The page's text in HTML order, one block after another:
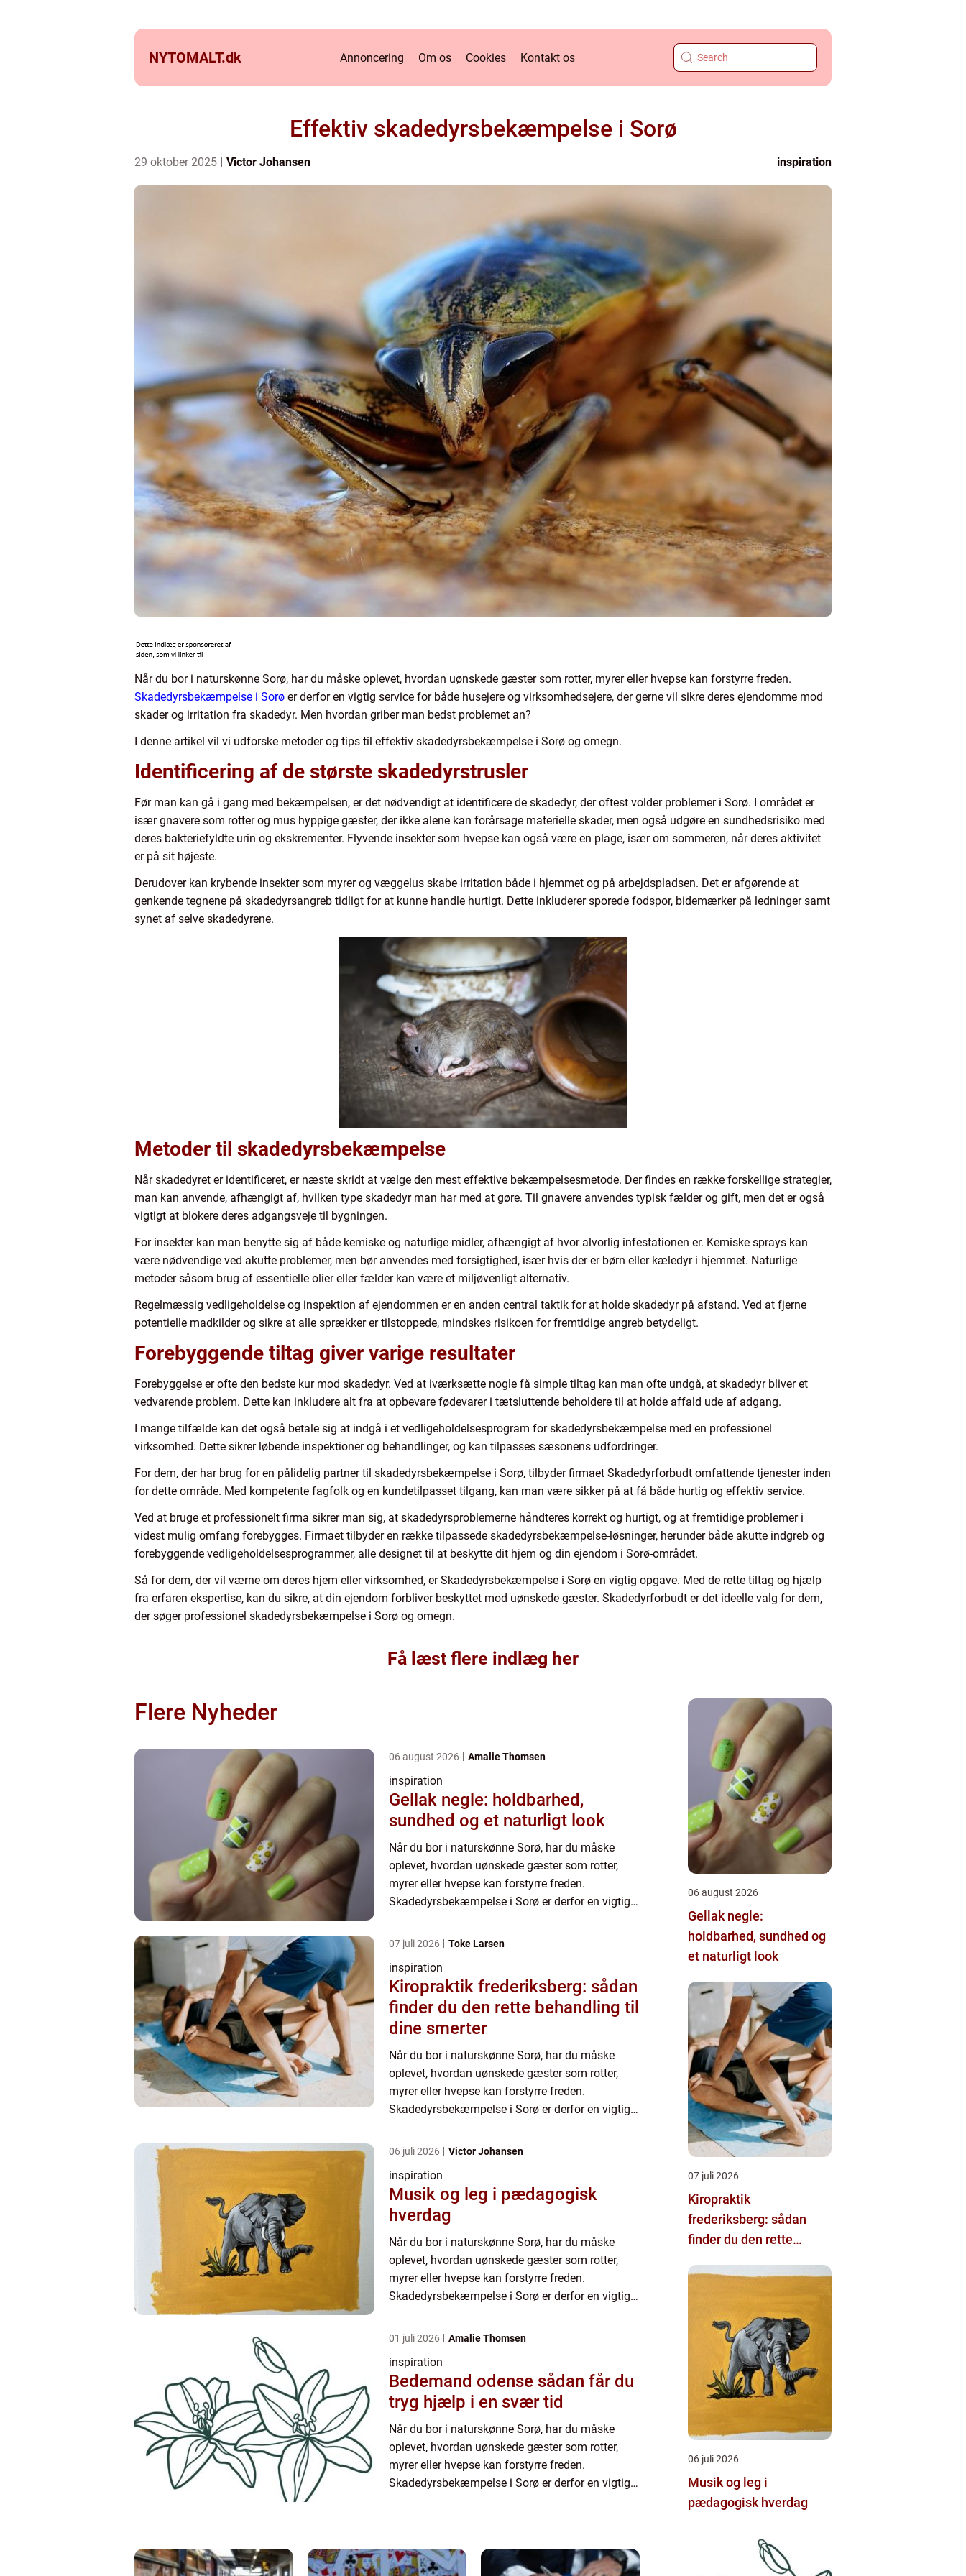
NYTOMALT.dk Annoncering Om os Cookies Kontakt os
Effektiv skadedyrsbekæmpelse i Sorø
29 oktober 2025 Victor Johansen inspiration
Når du bor i naturskønne Sorø, har du måske oplevet, hvordan uønskede gæster som rotter, myrer eller hvepse kan forstyrre freden.
Skadedyrsbekæmpelse i Sorø er derfor en vigtig service for både husejere og virksomhedsejere, der gerne vil sikre deres ejendomme mod
skader og irritation fra skadedyr. Men hvordan griber man bedst problemet an?
I denne artikel vil vi udforske metoder og tips til effektiv skadedyrsbekæmpelse i Sorø og omegn.
Identificering af de største skadedyrstrusler
Før man kan gå i gang med bekæmpelsen, er det nødvendigt at identificere de skadedyr, der oftest volder problemer i Sorø. I området er
især gnavere som rotter og mus hyppige gæster, der ikke alene kan forårsage materielle skader, men også udgøre en sundhedsrisiko med
deres bakteriefyldte urin og ekskrementer. Flyvende insekter som hvepse kan også være en plage, især om sommeren, når deres aktivitet
er på sit højeste.
Derudover kan krybende insekter som myrer og væggelus skabe irritation både i hjemmet og på arbejdspladsen. Det er afgørende at
genkende tegnene på skadedyrsangreb tidligt for at kunne handle hurtigt. Dette inkluderer sporede fodspor, bidemærker på ledninger samt
synet af selve skadedyrene.
Metoder til skadedyrsbekæmpelse
Når skadedyret er identificeret, er næste skridt at vælge den mest effektive bekæmpelsesmetode. Der findes en række forskellige strategier,
man kan anvende, afhængigt af, hvilken type skadedyr man har med at gøre. Til gnavere anvendes typisk fælder og gift, men det er også
vigtigt at blokere deres adgangsveje til bygningen.
For insekter kan man benytte sig af både kemiske og naturlige midler, afhængigt af hvor alvorlig infestationen er. Kemiske sprays kan
være nødvendige ved akutte problemer, men bør anvendes med forsigtighed, især hvis der er børn eller kæledyr i hjemmet. Naturlige
metoder såsom brug af essentielle olier eller fælder kan være et miljøvenligt alternativ.
Regelmæssig vedligeholdelse og inspektion af ejendommen er en anden central taktik for at holde skadedyr på afstand. Ved at fjerne
potentielle madkilder og sikre at alle sprækker er tilstoppede, mindskes risikoen for fremtidige angreb betydeligt.
Forebyggende tiltag giver varige resultater
Forebyggelse er ofte den bedste kur mod skadedyr. Ved at iværksætte nogle få simple tiltag kan man ofte undgå, at skadedyr bliver et
vedvarende problem. Dette kan inkludere alt fra at opbevare fødevarer i tætsluttende beholdere til at holde affald ude af adgang.
I mange tilfælde kan det også betale sig at indgå i et vedligeholdelsesprogram for skadedyrsbekæmpelse med en professionel
virksomhed. Dette sikrer løbende inspektioner og behandlinger, og kan tilpasses sæsonens udfordringer.
For dem, der har brug for en pålidelig partner til skadedyrsbekæmpelse i Sorø, tilbyder firmaet Skadedyrforbudt omfattende tjenester inden
for dette område. Med kompetente fagfolk og en kundetilpasset tilgang, kan man være sikker på at få både hurtig og effektiv service.
Ved at bruge et professionelt firma sikrer man sig, at skadedyrsproblemerne håndteres korrekt og hurtigt, og at fremtidige problemer i
videst mulig omfang forebygges. Firmaet tilbyder en række tilpassede skadedyrsbekæmpelse-løsninger, herunder både akutte indgreb og
forebyggende vedligeholdelsesprogrammer, alle designet til at beskytte dit hjem og din ejendom i Sorø-området.
Så for dem, der vil værne om deres hjem eller virksomhed, er Skadedyrsbekæmpelse i Sorø en vigtig opgave. Med de rette tiltag og hjælp
fra erfaren ekspertise, kan du sikre, at din ejendom forbliver beskyttet mod uønskede gæster. Skadedyrforbudt er det ideelle valg for dem,
der søger professionel skadedyrsbekæmpelse i Sorø og omegn.
Få læst flere indlæg her
Flere Nyheder
06 august 2026 Amalie Thomsen
inspiration
Gellak negle: holdbarhed,
sundhed og et naturligt look
Når du bor i naturskønne Sorø, har du måske
oplevet, hvordan uønskede gæster som rotter,
myrer eller hvepse kan forstyrre freden.
Skadedyrsbekæmpelse i Sorø er derfor en vigtig
07 juli 2026 Toke Larsen
inspiration
Kiropraktik frederiksberg: sådan
finder du den rette behandling til
dine smerter
Når du bor i naturskønne Sorø, har du måske
oplevet, hvordan uønskede gæster som rotter,
myrer eller hvepse kan forstyrre freden.
Skadedyrsbekæmpelse i Sorø er derfor en vigtig
06 juli 2026 Victor Johansen
inspiration
Musik og leg i pædagogisk
hverdag
Når du bor i naturskønne Sorø, har du måske
oplevet, hvordan uønskede gæster som rotter,
myrer eller hvepse kan forstyrre freden.
Skadedyrsbekæmpelse i Sorø er derfor en vigtig
01 juli 2026 Amalie Thomsen
inspiration
Bedemand odense sådan får du
tryg hjælp i en svær tid
Når du bor i naturskønne Sorø, har du måske
oplevet, hvordan uønskede gæster som rotter,
myrer eller hvepse kan forstyrre freden.
Skadedyrsbekæmpelse i Sorø er derfor en vigtig
06 august 2026
Gellak negle:
holdbarhed, sundhed og
et naturligt look
07 juli 2026
Kiropraktik
frederiksberg: sådan
finder du den rette
smerter
06 juli 2026
Musik og leg i
pædagogisk hverdag